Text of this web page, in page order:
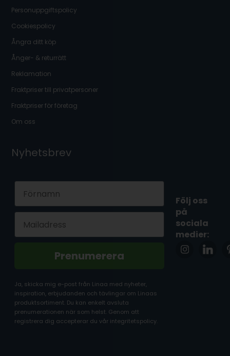
Personuppgiftspolicy
Cookiespolicy
Ångra ditt köp
Ånger- & returrätt
Reklamation
Fraktpriser till privatpersoner
Fraktpriser för företag
Om oss
Nyhetsbrev
Prenumerera
Ja, skicka mig e-post från Linaa med nyheter,
inspiration, erbjudanden och tävlingar om Linaas
produktsortiment. Du kan enkelt avsluta
prenumerationen när som helst. Genom att
registrera dig accepterar du vår integritetspolicy.
Följ oss
på
sociala
medier: